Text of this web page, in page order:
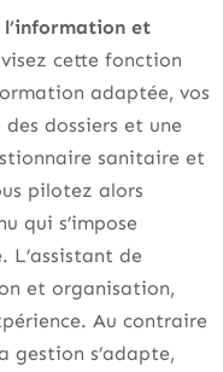
et
cette fonction
adaptée, vos
dossiers et une
sanitaire et
pilotez alors
qui s’impose
L’assistant de
et organisation,
Au contraire
gestion s’adapte,